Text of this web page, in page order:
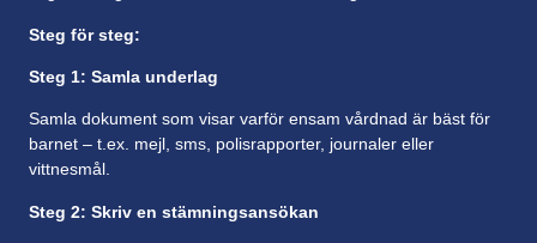
Steg för steg:
Steg 1: Samla underlag
Samla dokument som visar varför ensam vårdnad är bäst för
barnet – t.ex. mejl, sms, polisrapporter, journaler eller
vittnesmål.
Steg 2: Skriv en stämningsansökan